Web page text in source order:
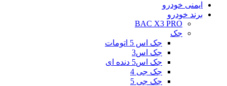
ایمنی خودرو
برند خودرو
BAC X3 PRO
جک
جک اس 5 اتومات
جک اس3
جک اس5 دنده ای
جک جی 4
جک جی 5